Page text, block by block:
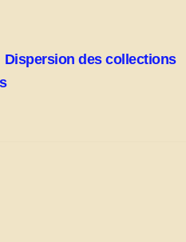
Dispersion des collections